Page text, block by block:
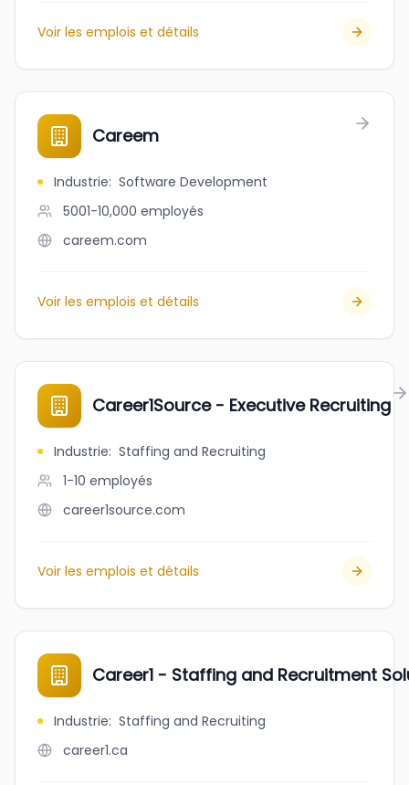
Voir les emplois et détails
Careem
Industrie: Software Development
5001-10,000 employés
careem.com
Voir les emplois et détails
Career1Source - Executive Recruiting
Industrie: Staffing and Recruiting
1-10 employés
career1source.com
Voir les emplois et détails
Career1 - Staffing and Recruitment
Industrie: Staffing and Recruiting
career1.ca